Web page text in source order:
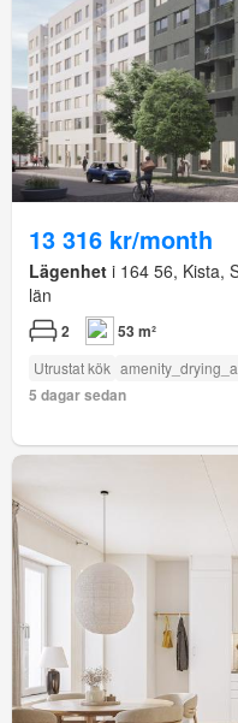
13 316 kr/month
Lägenhet i 164 56, Kista,
län
2 53 m²
Utrustat kök
5 dagar sedan